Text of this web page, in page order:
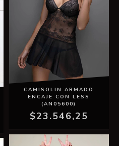
CAMISOLIN ARMADO
ENCAJE CON LESS
(AN05600)
$23.546,25